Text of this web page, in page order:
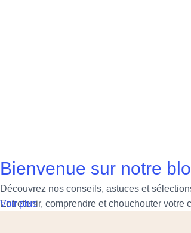
Bienvenue sur notre
Découvrez nos conseils, astuces et
Entretenir, comprendre et chouchouter votre
Voir plus